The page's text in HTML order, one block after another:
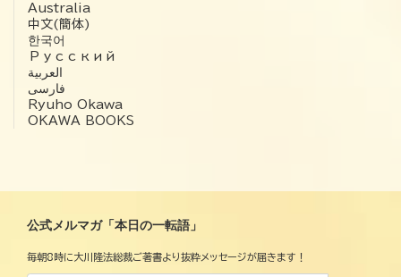
Australia
中文(簡体)
한국어
Русский
العربية‏
فارسی
Ryuho Okawa
OKAWA BOOKS
公式メルマガ「本日の一転語」
毎朝8時に大川隆法総裁ご著書より抜粋メッセージが届きます！